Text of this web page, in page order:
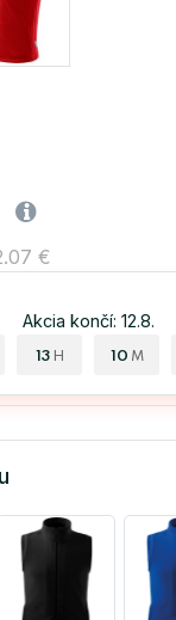
€
Akcia končí: 12.8.
13 H 10 M